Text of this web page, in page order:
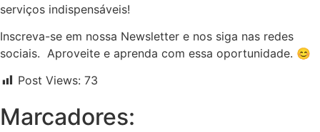
serviços indispensáveis!
Inscreva-se em nossa Newsletter e nos siga nas redes
sociais. Aproveite e aprenda com essa oportunidade. 😊
Post Views: 73
Marcadores: